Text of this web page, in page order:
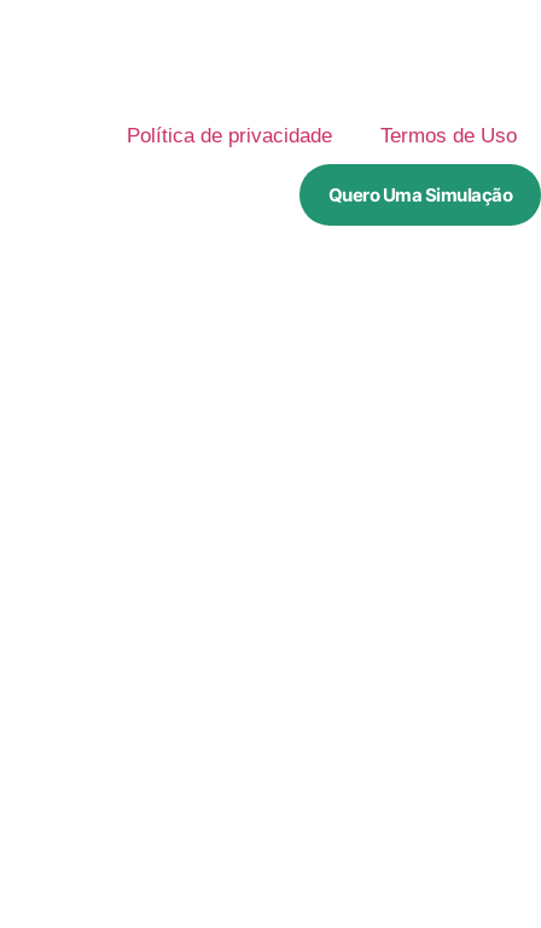
Política de privacidade Termos de Uso
Quero Uma Simulação